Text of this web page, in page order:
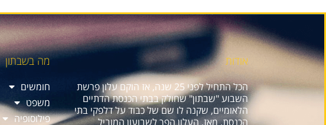
אודות
הכל התחיל לפני 25 שנה, אז הוקם עלון פרשת
השבוע "שבתון" שחולק בבתי הכנסת הדתיים
הלאומיים, שקנה לו שם של כבוד על דלפקי בתי
הכנסת. מאז, העלון הפך לשבועון המוביל
מה בשבתון
חומשים
משפט
פילוסופיה